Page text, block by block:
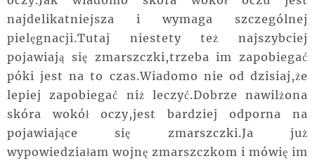
najdelikatniejsza i wymaga szczególnej
pielęgnacji.Tutaj niestety też najszybciej
pojawiają się zmarszczki,trzeba im zapobiegać
póki jest na to czas.Wiadomo nie od dzisiaj,że
lepiej zapobiegać niż leczyć.Dobrze nawilżona
skóra wokół oczy,jest bardziej odporna na
pojawiające się zmarszczki.Ja już
wypowiedziałam wojnę zmarszczkom i mówię im